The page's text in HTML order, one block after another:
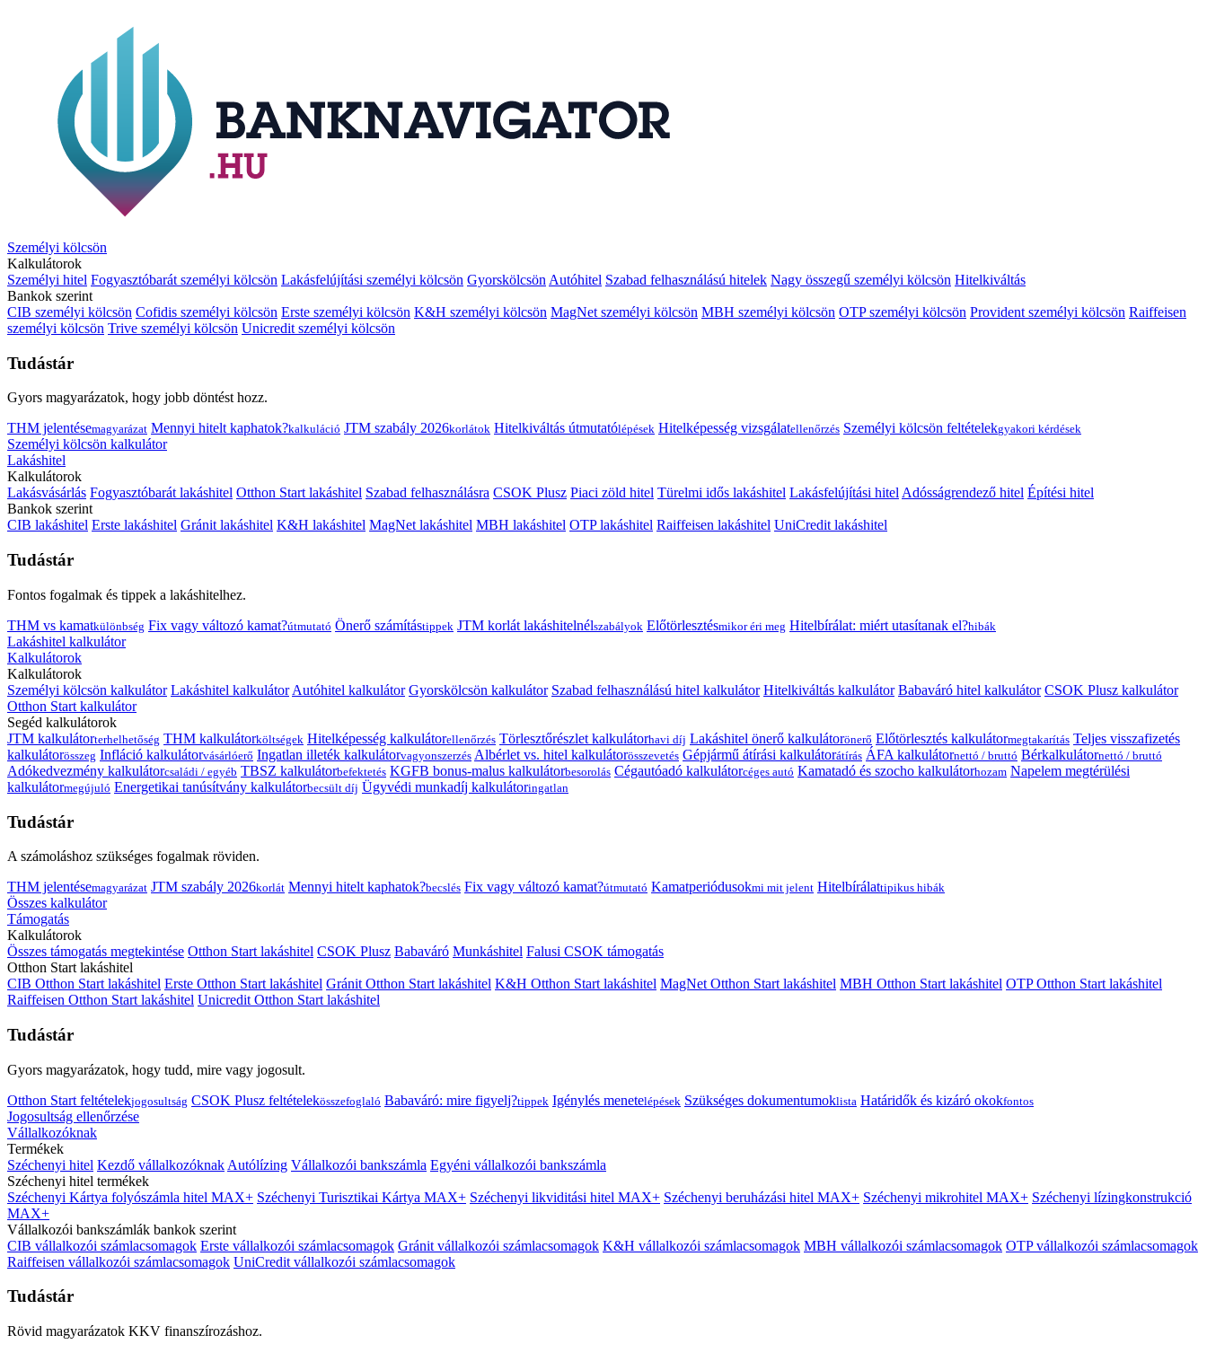
Személyi kölcsön
Kalkulátorok
Személyi hitel Fogyasztóbarát személyi kölcsön Lakásfelújítási személyi kölcsön Gyorskölcsön Autóhitel Szabad felhasználású hitelek Nagy összegű személyi kölcsön Hitelkiváltás
Bankok szerint
CIB személyi kölcsön Cofidis személyi kölcsön Erste személyi kölcsön K&H személyi kölcsön MagNet személyi kölcsön MBH személyi kölcsön OTP személyi kölcsön Provident személyi kölcsön Raiffeisen
személyi kölcsön Trive személyi kölcsön Unicredit személyi kölcsön
Tudástár
Gyors magyarázatok, hogy jobb döntést hozz.
THM jelentésemagyarázat Mennyi hitelt kaphatok?kalkuláció JTM szabály 2026korlátok Hitelkiváltás útmutatólépések Hitelképesség vizsgálatellenőrzés Személyi kölcsön feltételekgyakori kérdések
Személyi kölcsön kalkulátor
Lakáshitel
Kalkulátorok
Lakásvásárlás Fogyasztóbarát lakáshitel Otthon Start lakáshitel Szabad felhasználásra CSOK Plusz Piaci zöld hitel Türelmi idős lakáshitel Lakásfelújítási hitelAdósságrendező hitel Építési hitel
Bankok szerint
CIB lakáshitel Erste lakáshitel Gránit lakáshitel K&H lakáshitel MagNet lakáshitel MBH lakáshitel OTP lakáshitel Raiffeisen lakáshitel UniCredit lakáshitel
Tudástár
Fontos fogalmak és tippek a lakáshitelhez.
THM vs kamatkülönbség Fix vagy változó kamat?útmutató Önerő számítástippek JTM korlát lakáshitelnélszabályok Előtörlesztésmikor éri meg Hitelbírálat: miért utasítanak el?hibák
Lakáshitel kalkulátor
Kalkulátorok
Kalkulátorok
Személyi kölcsön kalkulátor Lakáshitel kalkulátor Autóhitel kalkulátor Gyorskölcsön kalkulátor Szabad felhasználású hitel kalkulátor Hitelkiváltás kalkulátor Babaváró hitel kalkulátor CSOK Plusz kalkulátor
Otthon Start kalkulátor
Segéd kalkulátorok
JTM kalkulátorterhelhetőség THM kalkulátorköltségek Hitelképesség kalkulátorellenőrzés Törlesztőrészlet kalkulátorhavi díj Lakáshitel önerő kalkulátorönerő Előtörlesztés kalkulátormegtakarítás Teljes visszafizetés
kalkulátorösszeg Infláció kalkulátorvásárlóerő Ingatlan illeték kalkulátorvagyonszerzés Albérlet vs. hitel kalkulátorösszevetés Gépjármű átírási kalkulátorátírás ÁFA kalkulátornettó / bruttó Bérkalkulátornettó / bruttó
Adókedvezmény kalkulátorcsaládi / egyéb TBSZ kalkulátorbefektetés KGFB bonus-malus kalkulátorbesorolás Cégautóadó kalkulátorcéges autó Kamatadó és szocho kalkulátorhozam Napelem megtérülési
kalkulátormegújuló Energetikai tanúsítvány kalkulátorbecsült díj Ügyvédi munkadíj kalkulátoringatlan
Tudástár
A számoláshoz szükséges fogalmak röviden.
THM jelentésemagyarázat JTM szabály 2026korlát Mennyi hitelt kaphatok?becslés Fix vagy változó kamat?útmutató Kamatperiódusokmi mit jelent Hitelbírálattipikus hibák
Összes kalkulátor
Támogatás
Kalkulátorok
Összes támogatás megtekintése Otthon Start lakáshitel CSOK Plusz Babaváró Munkáshitel Falusi CSOK támogatás
Otthon Start lakáshitel
CIB Otthon Start lakáshitel Erste Otthon Start lakáshitel Gránit Otthon Start lakáshitel K&H Otthon Start lakáshitel MagNet Otthon Start lakáshitel MBH Otthon Start lakáshitel OTP Otthon Start lakáshitel
Raiffeisen Otthon Start lakáshitel Unicredit Otthon Start lakáshitel
Tudástár
Gyors magyarázatok, hogy tudd, mire vagy jogosult.
Otthon Start feltételekjogosultság CSOK Plusz feltételekösszefoglaló Babaváró: mire figyelj?tippek Igénylés menetelépések Szükséges dokumentumoklista Határidők és kizáró okokfontos
Jogosultság ellenőrzése
Vállalkozóknak
Termékek
Széchenyi hitel Kezdő vállalkozóknak Autólízing Vállalkozói bankszámla Egyéni vállalkozói bankszámla
Széchenyi hitel termékek
Széchenyi Kártya folyószámla hitel MAX+ Széchenyi Turisztikai Kártya MAX+ Széchenyi likviditási hitel MAX+ Széchenyi beruházási hitel MAX+ Széchenyi mikrohitel MAX+ Széchenyi lízingkonstrukció
MAX+
Vállalkozói bankszámlák bankok szerint
CIB vállalkozói számlacsomagok Erste vállalkozói számlacsomagok Gránit vállalkozói számlacsomagok K&H vállalkozói számlacsomagok MBH vállalkozói számlacsomagok OTP vállalkozói számlacsomagok
Raiffeisen vállalkozói számlacsomagok UniCredit vállalkozói számlacsomagok
Tudástár
Rövid magyarázatok KKV finanszírozáshoz.